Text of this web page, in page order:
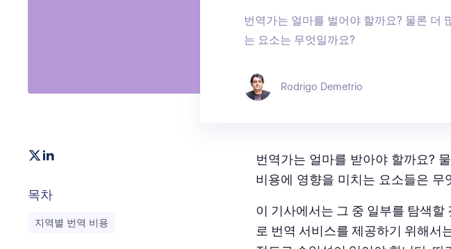
번역가는 얼마를 벌어야 할까요? 물론 더
는 요소는 무엇일까요?
Rodrigo Demetrio
목차
지역별 번역 비용
번역가는 얼마를 받아야 할까요?
비용에 영향을 미치는 요소들은 무
이 기사에서는 그 중 일부를 탐색
로 번역 서비스를 제공하기 위해서